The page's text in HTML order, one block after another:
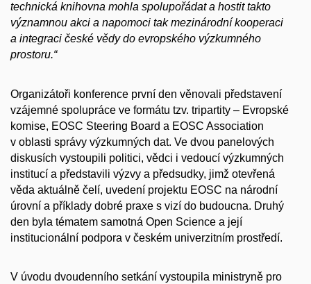
technická knihovna mohla spolupořádat a hostit takto
významnou akci a napomoci tak mezinárodní kooperaci
a integraci české vědy do evropského výzkumného
prostoru.“
Organizátoři konference první den věnovali představení
vzájemné spolupráce ve formátu tzv. tripartity – Evropské
komise, EOSC Steering Board a EOSC Association
v oblasti správy výzkumných dat. Ve dvou panelových
diskusích vystoupili politici, vědci i vedoucí výzkumných
institucí a představili výzvy a předsudky, jimž otevřená
věda aktuálně čelí, uvedení projektu EOSC na národní
úrovní a příklady dobré praxe s vizí do budoucna. Druhý
den byla tématem samotná Open Science a její
institucionální podpora v českém univerzitním prostředí.
V úvodu dvoudenního setkání vystoupila ministryně pro